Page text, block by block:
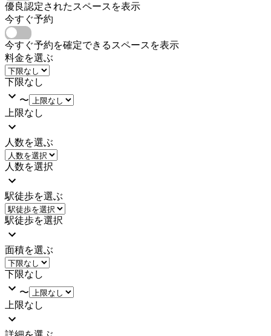
優良認定されたスペースを表示
今すぐ予約
今すぐ予約を確定できるスペースを表示
料金を選ぶ
下限なし
〜
上限なし
人数を選ぶ
人数を選択
駅徒歩を選ぶ
駅徒歩を選択
面積を選ぶ
下限なし
〜
上限なし